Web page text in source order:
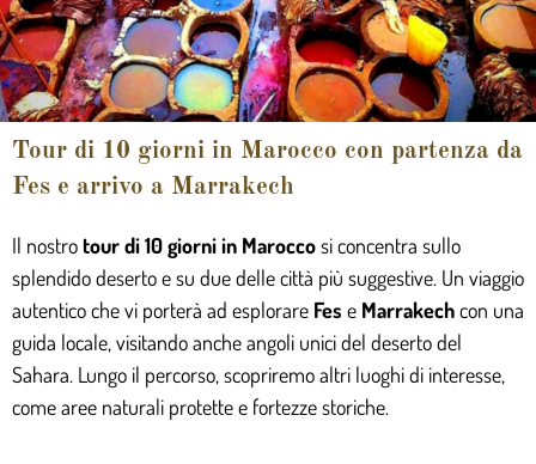
Tour di 10 giorni in Marocco con partenza da
Fes e arrivo a Marrakech
Il nostrotour di 10 giorni in Maroccosi concentra sullo
splendido deserto e su due delle città più suggestive. Un viaggio
autentico che vi porterà ad esplorare Fes e Marrakechcon una
guida locale, visitando anche angoli unici del deserto del
Sahara. Lungo il percorso, scopriremo altri luoghi di interesse,
come aree naturali protette e fortezze storiche.